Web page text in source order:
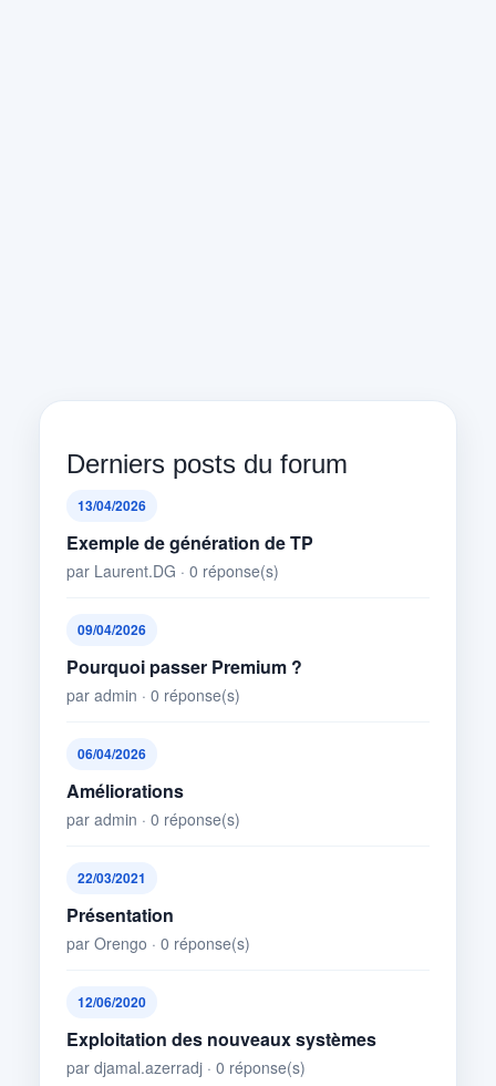
Derniers posts du forum
13/04/2026
Exemple de génération de TP
par Laurent.DG · 0 réponse(s)
09/04/2026
Pourquoi passer Premium ?
par admin · 0 réponse(s)
06/04/2026
Améliorations
par admin · 0 réponse(s)
22/03/2021
Présentation
par Orengo · 0 réponse(s)
12/06/2020
Exploitation des nouveaux systèmes
par djamal.azerradj · 0 réponse(s)